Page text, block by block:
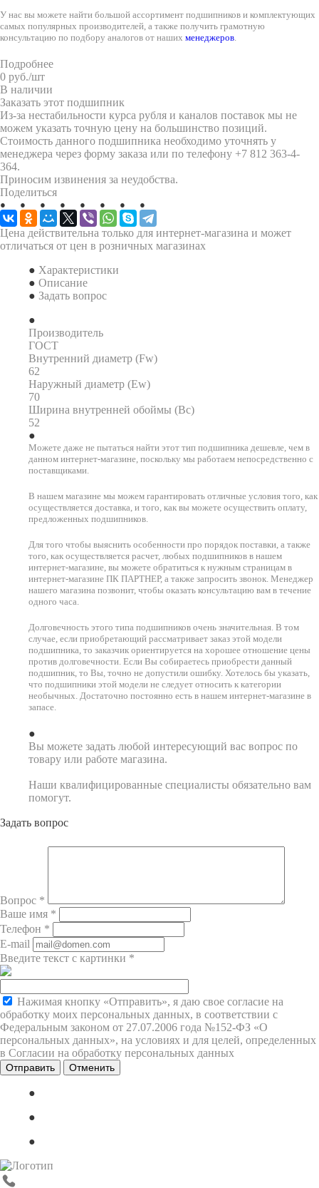
У нас вы можете найти большой ассортимент подшипников и комплектующих
самых популярных производителей, а также получить грамотную
консультацию по подбору аналогов от наших менеджеров.
Подробнее
0 руб./шт
В наличии
Заказать этот подшипник
Из-за нестабильности курса рубля и каналов поставок мы не
можем указать точную цену на большинство позиций.
Стоимость данного подшипника необходимо уточнять у
менеджера через форму заказа или по телефону +7 812 363-4-
364.
Приносим извинения за неудобства.
Поделиться
Цена действительна только для интернет-магазина и может
отличаться от цен в розничных магазинах
Характеристики
Описание
Задать вопрос
Производитель
ГОСТ
Внутренний диаметр (Fw)
62
Наружный диаметр (Ew)
70
Ширина внутренней обоймы (Bc)
52
Можете даже не пытаться найти этот тип подшипника дешевле, чем в
данном интернет-магазине, поскольку мы работаем непосредственно с
поставщиками.
В нашем магазине мы можем гарантировать отличные условия того, как
осуществляется доставка, и того, как вы можете осуществить оплату,
предложенных подшипников.
Для того чтобы выяснить особенности про порядок поставки, а также
того, как осуществляется расчет, любых подшипников в нашем
интернет-магазине, вы можете обратиться к нужным страницам в
интернет-магазине ПК ПАРТНЕР, а также запросить звонок. Менеджер
нашего магазина позвонит, чтобы оказать консультацию вам в течение
одного часа.
Долговечность этого типа подшипников очень значительная. В том
случае, если приобретающий рассматривает заказ этой модели
подшипника, то заказчик ориентируется на хорошее отношение цены
против долговечности. Если Вы собираетесь приобрести данный
подшипник, то Вы, точно не допустили ошибку. Хотелось бы указать,
что подшипники этой модели не следует относить к категории
необычных. Достаточно постоянно есть в нашем интернет-магазине в
запасе.
Вы можете задать любой интересующий вас вопрос по
товару или работе магазина.
Наши квалифицированные специалисты обязательно вам
помогут.
Задать вопрос
Вопрос *
Ваше имя *
Телефон *
E-mail
Введите текст с картинки *
Нажимая кнопку «Отправить», я даю свое согласие на
обработку моих персональных данных, в соответствии с
Федеральным законом от 27.07.2006 года №152-ФЗ «О
персональных данных», на условиях и для целей, определенных
в Согласии на обработку персональных данных
Отменить